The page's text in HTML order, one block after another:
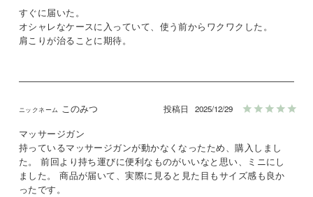
すぐに届いた。
オシャレなケースに入っていて、使う前からワクワクした。
肩こりが治ることに期待。
このみつ 投稿日 2025/12/29
マッサージガン
持っているマッサージガンが動かなくなったため、購入しまし
た。 前回より持ち運びに便利なものがいいなと思い、ミニにし
ました。 商品が届いて、実際に見ると見た目もサイズ感も良か
ったです。